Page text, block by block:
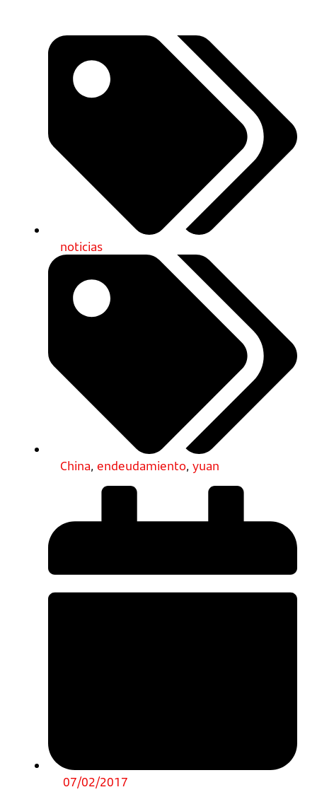
noticias
China, endeudamiento, yuan
07/02/2017